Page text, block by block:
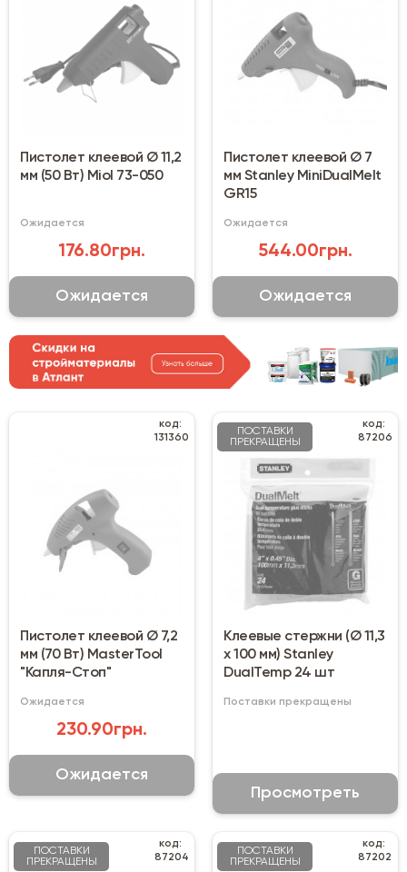
Пистолет клеевой Ø 11,2
мм (50 Вт) Miol 73-050
Ожидается
176.80грн.
Ожидается
Пистолет клеевой Ø 7
мм Stanley MiniDualMelt
GR15
Ожидается
544.00грн.
Ожидается
код:
131360
Пистолет клеевой Ø 7,2
мм (70 Вт) MasterTool
"Капля-Стоп"
Ожидается
230.90грн.
Ожидается
ПОСТАВКИ
ПРЕКРАЩЕНЫ
код:
87206
Клеевые стержни (Ø 11,3
х 100 мм) Stanley
DualTemp 24 шт
Поставки прекращены
Просмотреть
ПОСТАВКИ
ПРЕКРАЩЕНЫ
код:
87204
ПОСТАВКИ
ПРЕКРАЩЕНЫ
код:
87202